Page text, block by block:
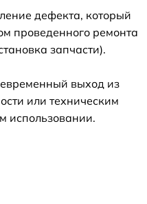
дефекта, который
проведенного ремонта
запчасти).
выход из
или техническим
использовании.